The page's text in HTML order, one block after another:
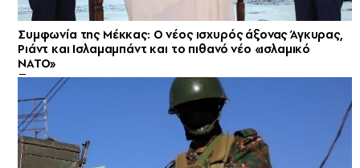
Συμφωνία της Μέκκας: Ο νέος ισχυρός άξονας Άγκυρας,
Ριάντ και Ισλαμαμπάντ και το πιθανό νέο «ισλαμικό
ΝΑΤΟ»